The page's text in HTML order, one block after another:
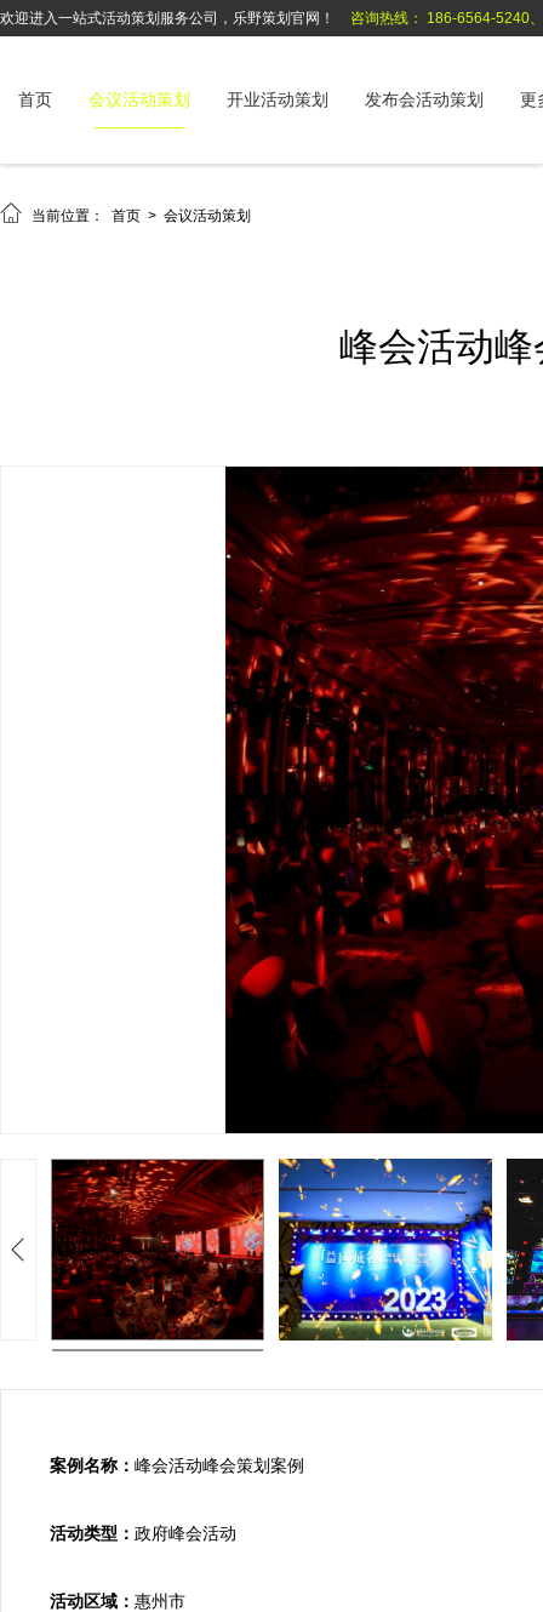
欢迎进入一站式活动策划服务公司，乐野策划官网！ 咨询热线： 186-6564-5240
首页 会议活动策划 开业活动策划 发布会活动策划 更
 当前位置： 首页 > 会议活动策划
峰会活动
案例名称： 峰会活动峰会策划案例
活动类型： 政府峰会活动
活动区域： 惠州市